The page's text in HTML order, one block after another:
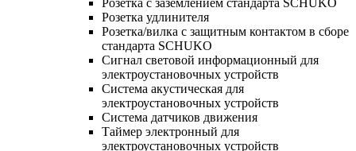
Розетка с заземлением стандарта SCHUKO
Розетка удлинителя
Розетка/вилка с защитным контактом в сборе
стандарта SCHUKO
Сигнал световой информационный для
электроустановочных устройств
Система акустическая для
электроустановочных устройств
Система датчиков движения
Таймер электронный для
электроустановочных устройств